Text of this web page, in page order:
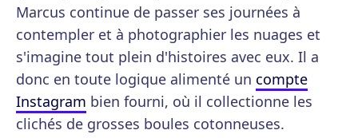
Marcus continue de passer ses journées à
contempler et à photographier les nuages et
s'imagine tout plein d'histoires avec eux. Il a
donc en toute logique alimenté un compte
Instagram bien fourni, où il collectionne les
clichés de grosses boules cotonneuses.